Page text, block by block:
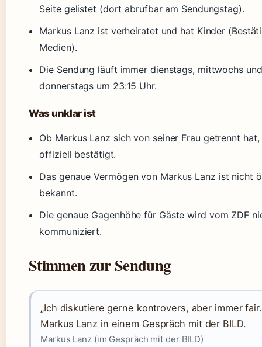
Seite gelistet (dort abrufbar am Sendungstag).
Markus Lanz ist verheiratet und hat Kinder
Medien).
Die Sendung läuft immer dienstags, mittwochs und
donnerstags um 23:15 Uhr.
Was unklar ist
Ob Markus Lanz sich von seiner Frau getrennt
offiziell bestätigt.
Das genaue Vermögen von Markus Lanz ist nicht
bekannt.
Die genaue Gagenhöhe für Gäste wird vom ZDF
kommuniziert.
Stimmen zur Sendung
„Ich diskutiere gerne kontrovers, aber immer
Markus Lanz in einem Gespräch mit der BILD.
Markus Lanz (im Gespräch mit der BILD)